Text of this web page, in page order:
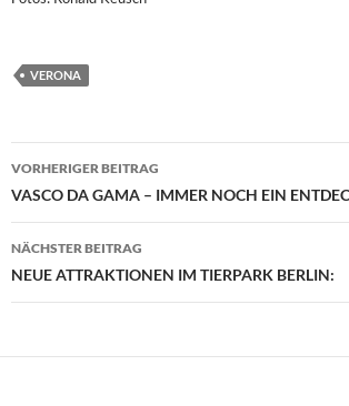
VERONA
Beitragsnavigation
VORHERIGER BEITRAG
VASCO DA GAMA – IMMER NOCH EIN
NÄCHSTER BEITRAG
NEUE ATTRAKTIONEN IM TIERPARK BERLIN: